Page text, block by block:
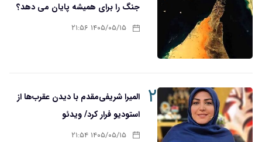
جنگ را برای همیشه پایان می دهد؟
۱۴۰۵/۰۵/۱۵ ۲۱:۵۶
۲
المیرا شریفی‌مقدم با دیدن عقرب‌ها از
استودیو فرار کرد/ ویدئو
۱۴۰۵/۰۵/۱۵ ۲۱:۵۴